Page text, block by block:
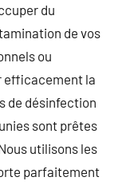
du
de vos
ou
efficacement la
de désinfection
sont prêtes
utilisons les
parfaitement